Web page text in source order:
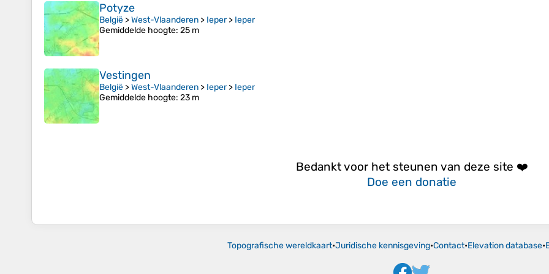
Potyze
België >West-Vlaanderen > Ieper> Ieper
Gemiddelde hoogte: 25 m
Vestingen
België >West-Vlaanderen > Ieper> Ieper
Gemiddelde hoogte: 23 m
Bedankt voor het steunen van deze site ❤️
Doe een donatie
Topografische wereldkaart•Juridische kennisgeving•Contact•Elevation database•